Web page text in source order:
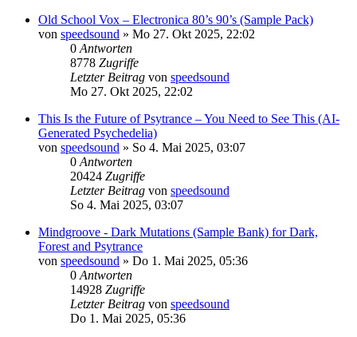
Old School Vox – Electronica 80’s 90’s (Sample Pack)
von speedsound » Mo 27. Okt 2025, 22:02
0 Antworten
8778 Zugriffe
Letzter Beitrag von speedsound
Mo 27. Okt 2025, 22:02
This Is the Future of Psytrance – You Need to See This (AI-
Generated Psychedelia)
von speedsound » So 4. Mai 2025, 03:07
0 Antworten
20424 Zugriffe
Letzter Beitrag von speedsound
So 4. Mai 2025, 03:07
Mindgroove - Dark Mutations (Sample Bank) for Dark,
Forest and Psytrance
von speedsound » Do 1. Mai 2025, 05:36
0 Antworten
14928 Zugriffe
Letzter Beitrag von speedsound
Do 1. Mai 2025, 05:36